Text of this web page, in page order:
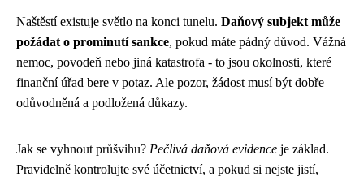
Naštěstí existuje světlo na konci tunelu. Daňový subjekt může
požádat o prominutí sankce, pokud máte pádný důvod. Vážná
nemoc, povodeň nebo jiná katastrofa - to jsou okolnosti, které
finanční úřad bere v potaz. Ale pozor, žádost musí být dobře
odůvodněná a podložená důkazy.
Jak se vyhnout průšvihu? Pečlivá daňová evidence je základ.
Pravidelně kontrolujte své účetnictví, a pokud si nejste jistí,